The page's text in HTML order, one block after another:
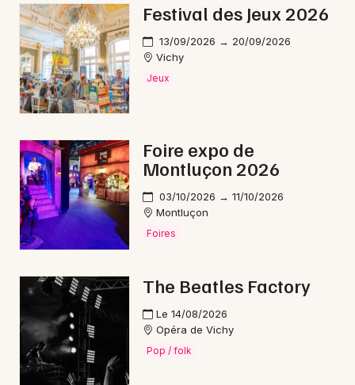
Artistes en tournée
Actus à Vichy
Magazine à Vichy
03 - Allier
Choisir mes départements
Mon email
Festival des Jeux 2026
13/09/2026 → 20/09/2026
Vichy
Jeux
Foire expo de
Montluçon 2026
03/10/2026 → 11/10/2026
Montluçon
Foires
The Beatles Factory
Le 14/08/2026
Opéra de Vichy
Pop / folk